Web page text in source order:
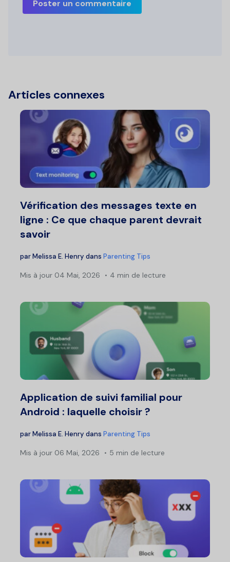
Poster un commentaire
Articles connexes
Vérification des messages texte en
ligne : Ce que chaque parent devrait
savoir
parMelissa E. Henry dans Parenting Tips
Mis à jour 04 Mai, 2026 4 min de lecture
Application de suivi familial pour
Android : laquelle choisir ?
parMelissa E. Henry dans Parenting Tips
Mis à jour 06 Mai, 2026 5 min de lecture